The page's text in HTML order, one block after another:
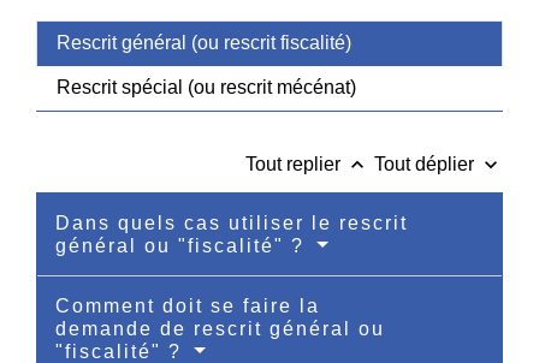
Rescrit général (ou rescrit fiscalité)
Rescrit spécial (ou rescrit mécénat)
Tout replier keyboard_arrow_up Tout déplier keyboard_arrow_down
Dans quels cas utiliser le rescrit
général ou "fiscalité" ?
Comment doit se faire la
demande de rescrit général ou
"fiscalité" ?